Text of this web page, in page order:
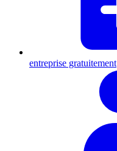
entreprise gratuitement